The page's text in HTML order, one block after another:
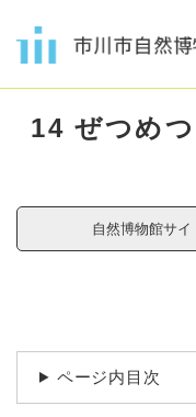
14 ぜつめ
自然博物館サ
ページ内目次